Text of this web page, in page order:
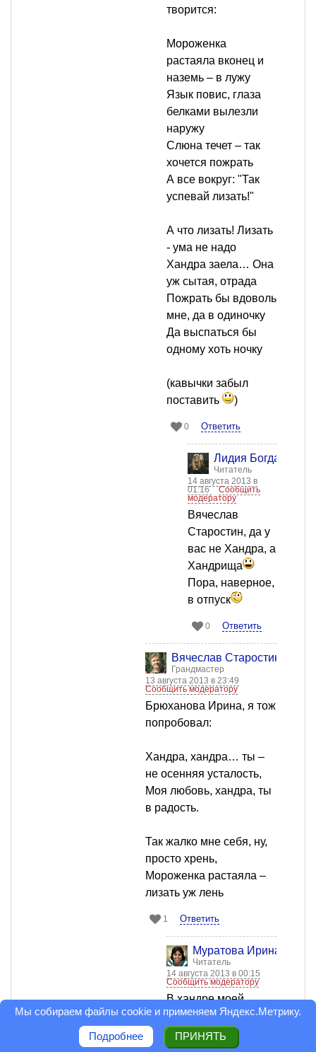
творится:
Мороженка
растаяла вконец и
наземь – в лужу
Язык повис, глаза
белками вылезли
наружу
Слюна течет – так
хочется пожрать
А все вокруг: "Так
успевай лизать!"
А что лизать! Лизать
- ума не надо
Хандра заела… Она
уж сытая, отрада
Пожрать бы вдоволь
мне, да в одиночку
Да выспаться бы
одному хоть ночку
(кавычки забыл
поставить
)
0 Ответить
Лидия Богданова
Читатель
14 августа 2013 в
01:16
Сообщить
модератору
Вячеслав
Старостин, да у
вас не Хандра, а
Хандрища
Пора, наверное,
в отпуск
0 Ответить
Вячеслав Старостин
Грандмастер
13 августа 2013 в 23:49
Сообщить модератору
Брюханова Ирина, я тож
попробовал:
Хандра, хандра… ты –
не осенняя усталость,
Моя любовь, хандра, ты
в радость.
Так жалко мне себя, ну,
просто хрень,
Мороженка растаяла –
лизать уж лень
1 Ответить
Муратова Ирина
Читатель
14 августа 2013 в 00:15
Сообщить модератору
В хандре моей
мороженка не
жрется,
Мы собираем файлы cookie и применяем Яндекс.Метрику.
Подробнее ПРИНЯТЬ